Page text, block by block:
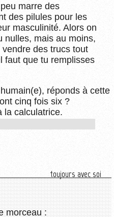
marre des
des pilules pour les
masculinité. Alors on
nulles, mais au moins,
des trucs tout
faut que tu remplisses
réponds à cette
cinq fois six ?
la calculatrice.
toujours avec soi
morceau :